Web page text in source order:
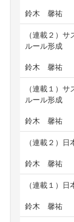
鈴木 馨祐
（連載２）
ルール形成
鈴木 馨祐
（連載１）
ルール形成
鈴木 馨祐
（連載２）
鈴木 馨祐
（連載１）
鈴木 馨祐